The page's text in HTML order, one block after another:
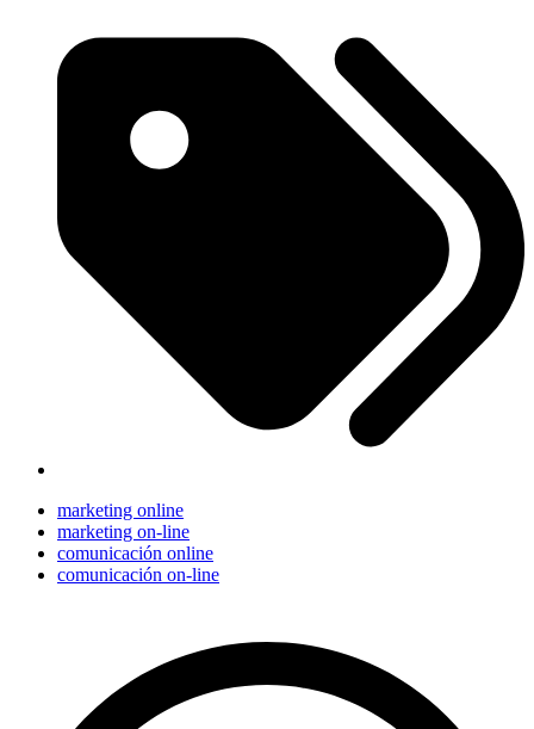
marketing online
marketing on-line
comunicación online
comunicación on-line